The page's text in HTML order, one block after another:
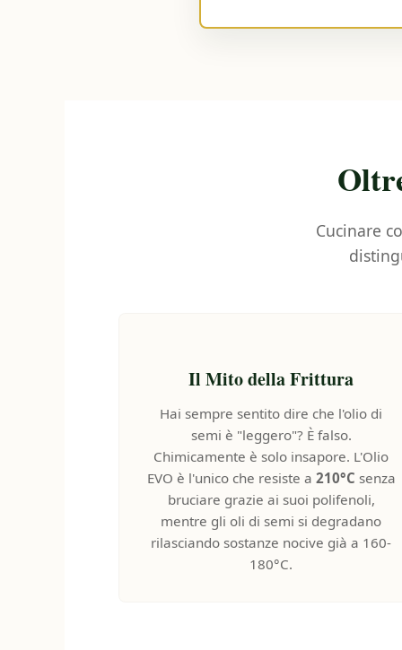
Cucinare
Il Mito della Frittura
Hai sempre sentito dire che l'olio di
semi è "leggero"? È falso.
Chimicamente è solo insapore. L'Olio
EVO è l'unico che resiste a 210°C senza
bruciare grazie ai suoi polifenoli,
mentre gli oli di semi si degradano
rilasciando sostanze nocive già a 160-
180°C.